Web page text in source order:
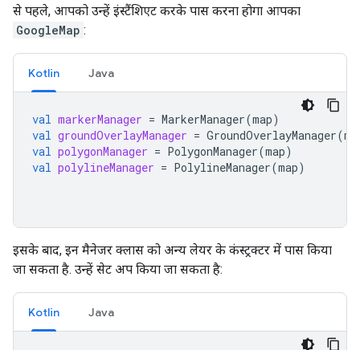
से पहले, आपको उन्हें इंस्टैंशिएट करके पास करना होगा आपका
GoogleMap :
Kotlin Java
val markerManager = MarkerManager(map)
val groundOverlayManager = GroundOverlayManager(
val polygonManager = PolygonManager(map)
val polylineManager = PolylineManager(map)
इसके बाद, इन मैनेजर क्लास को अन्य लेयर के कंस्ट्रक्टर में पास किया
जा सकता है. उन्हें सेट अप किया जा सकता है:
Kotlin Java